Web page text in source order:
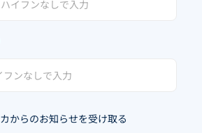
からのお知らせを受け取る